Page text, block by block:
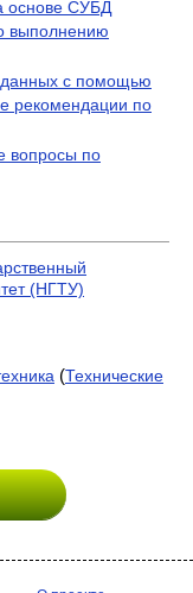
основе СУБД
выполнению
данных с помощью
рекомендации по
вопросы по
(НГТУ)
(Технические